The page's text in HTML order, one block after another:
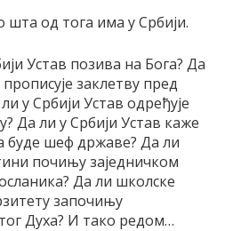
шта од тога има у Србији.
Устав позива на Бога? Да
заклетву пред
у Србији Устав одређује
Да ли у Србији Устав каже
буде шеф државе? Да ли
почињу заједничком
Да ли школске
започињу
Духа? И тако редом…